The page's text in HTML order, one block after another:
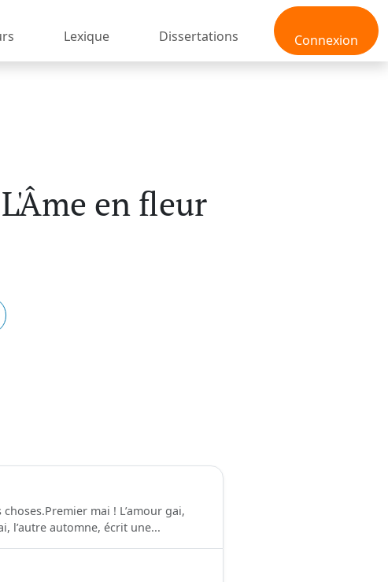
Connexion
Lexique Dissertations
en fleur
mai ! L’amour gai,
l’autre automne, écrit une...